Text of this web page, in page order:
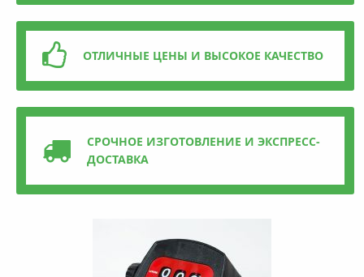
ОТЛИЧНЫЕ ЦЕНЫ И ВЫСОКОЕ КАЧЕСТВО
СРОЧНОЕ ИЗГОТОВЛЕНИЕ И ЭКСПРЕСС-
ДОСТАВКА